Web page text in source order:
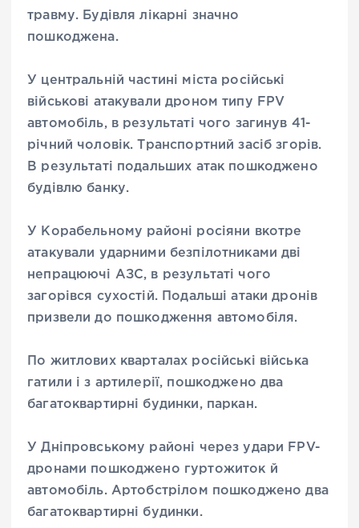
травму. Будівля лікарні значно
пошкоджена.
У центральній частині міста російські
військові атакували дроном типу FPV
автомобіль, в результаті чого загинув 41-
річний чоловік. Транспортний засіб згорів.
В результаті подальших атак пошкоджено
будівлю банку.
У Корабельному районі росіяни вкотре
атакували ударними безпілотниками дві
непрацюючі АЗС, в результаті чого
загорівся сухостій. Подальші атаки дронів
призвели до пошкодження автомобіля.
По житлових кварталах російські війська
гатили і з артилерії, пошкоджено два
багатоквартирні будинки, паркан.
У Дніпровському районі через удари FPV-
дронами пошкоджено гуртожиток й
автомобіль. Артобстрілом пошкоджено два
багатоквартирні будинки.